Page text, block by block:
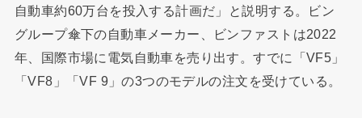
自動車約60万台を投入する計画だ」と説明する。ビン
グループ傘下の自動車メーカー、ビンファストは2022
年、国際市場に電気自動車を売り出す。すでに「VF5」
「VF8」「VF 9」の3つのモデルの注文を受けている。